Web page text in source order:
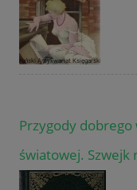
Przygody dobrego
światowej. Szwejk